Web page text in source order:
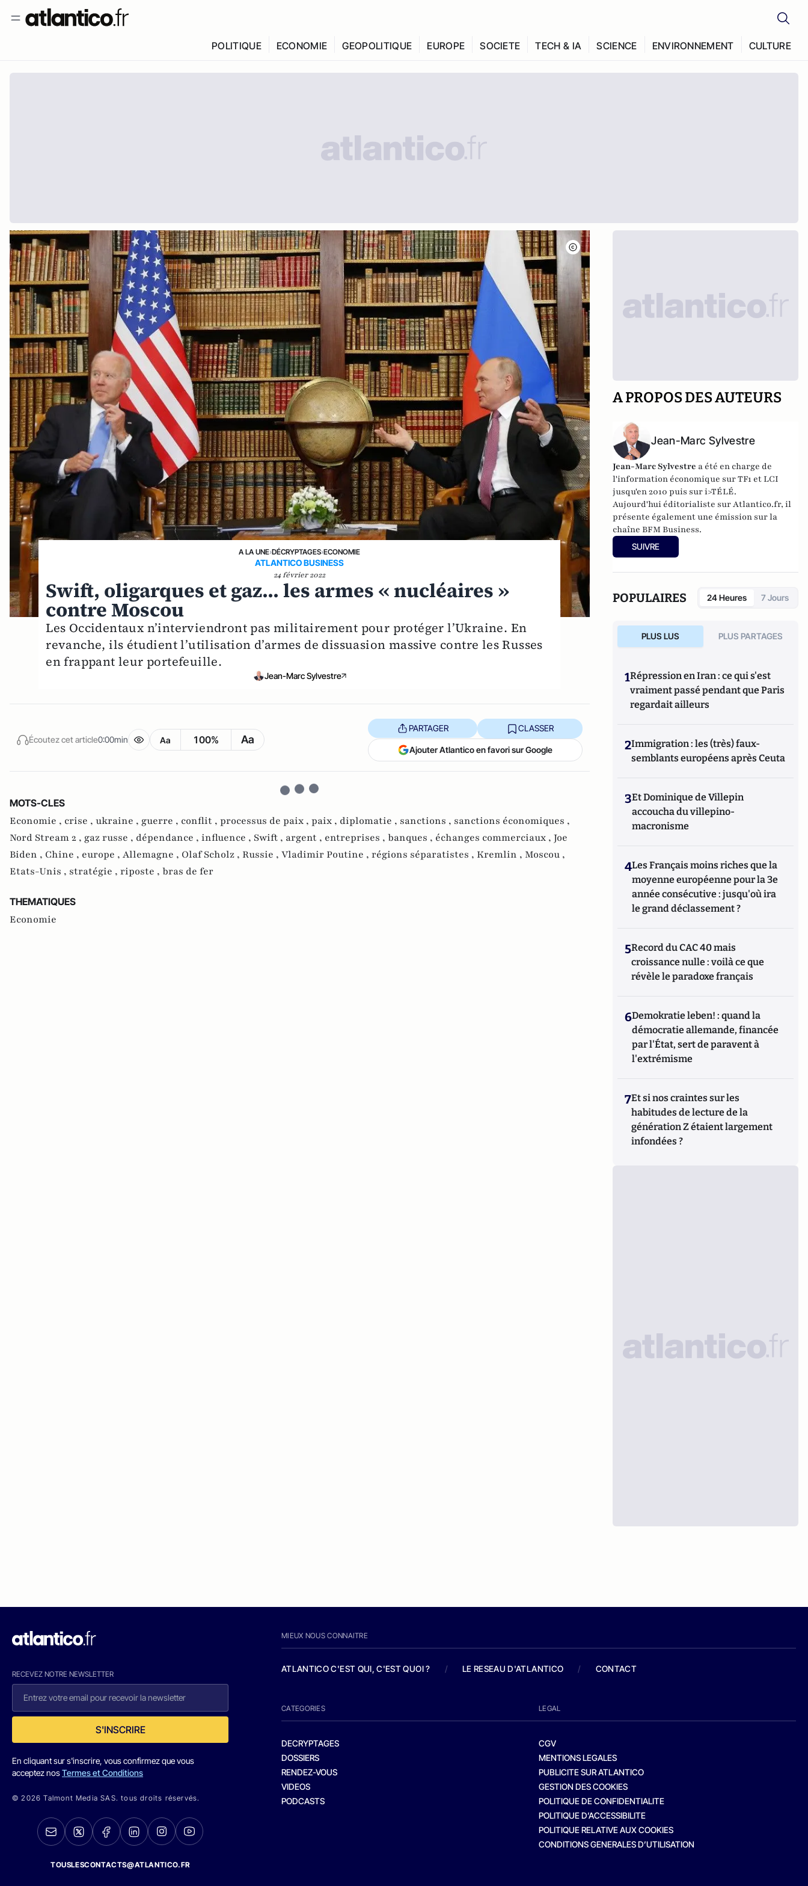
POLITIQUE ECONOMIE GEOPOLITIQUE EUROPE SOCIETE TECH & IA SCIENCE ENVIRONNEMENT CULTURE
A LA UNE›DÉCRYPTAGES›ECONOMIE
ATLANTICO BUSINESS
24 février 2022
Swift, oligarques et gaz... les armes « nucléaires »
contre Moscou
Les Occidentaux n’interviendront pas militairement pour protéger l’Ukraine. En
revanche, ils étudient l’utilisation d’armes de dissuasion massive contre les Russes
en frappant leur portefeuille.
Jean-Marc Sylvestre
Écoutez cet article0:00min Aa 100% Aa
PARTAGER CLASSER
Ajouter Atlantico en favori sur Google
MOTS-CLES
Economie , crise , ukraine , guerre , conflit , processus de paix , paix , diplomatie , sanctions , sanctions économiques ,
Nord Stream 2 , gaz russe , dépendance , influence , Swift , argent , entreprises , banques , échanges commerciaux , Joe
Biden , Chine , europe , Allemagne , Olaf Scholz , Russie , Vladimir Poutine , régions séparatistes , Kremlin , Moscou ,
Etats-Unis , stratégie , riposte , bras de fer
THEMATIQUES
Economie
A PROPOS DES AUTEURS
Jean-Marc Sylvestre
Jean-Marc Sylvestre a été en charge de
l'information économique sur TF1 et LCI
jusqu'en 2010 puis sur i>TÉLÉ.
Aujourd'hui éditorialiste sur Atlantico.fr, il
présente également une émission sur la
chaîne BFM Business.
SUIVRE
POPULAIRES 24 Heures 7 Jours
PLUS LUS PLUS PARTAGES
1Répression en Iran : ce qui s'est
vraiment passé pendant que Paris
regardait ailleurs
2Immigration : les (très) faux-
semblants européens après Ceuta
3Et Dominique de Villepin
accoucha du villepino-
macronisme
4Les Français moins riches que la
moyenne européenne pour la 3e
année consécutive : jusqu'où ira
le grand déclassement ?
5Record du CAC 40 mais
croissance nulle : voilà ce que
révèle le paradoxe français
6Demokratie leben! : quand la
démocratie allemande, financée
par l'État, sert de paravent à
l'extrémisme
7Et si nos craintes sur les
habitudes de lecture de la
génération Z étaient largement
infondées ?
RECEVEZ NOTRE NEWSLETTER
S'INSCRIRE
En cliquant sur s'inscrire, vous confirmez que vous
acceptez nosTermes et Conditions
© 2026 Talmont Media SAS. tous droits réservés.
TOUSLESCONTACTS@ATLANTICO.FR
MIEUX NOUS CONNAITRE
ATLANTICO C'EST QUI, C'EST QUOI ? / LE RESEAU D'ATLANTICO / CONTACT
CATEGORIES
DECRYPTAGES
DOSSIERS
RENDEZ-VOUS
VIDEOS
PODCASTS
LEGAL
CGV
MENTIONS LEGALES
PUBLICITE SUR ATLANTICO
GESTION DES COOKIES
POLITIQUE DE CONFIDENTIALITE
POLITIQUE D’ACCESSIBILITE
POLITIQUE RELATIVE AUX COOKIES
CONDITIONS GENERALES D’UTILISATION